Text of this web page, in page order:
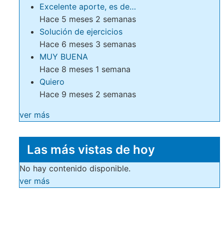
Excelente aporte, es de…
Hace 5 meses 2 semanas
Solución de ejercicios
Hace 6 meses 3 semanas
MUY BUENA
Hace 8 meses 1 semana
Quiero
Hace 9 meses 2 semanas
ver más
Las más vistas de hoy
No hay contenido disponible.
ver más